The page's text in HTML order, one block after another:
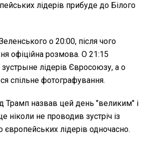
лідерів прибуде до Білого
о 20:00, після чого
офіційна розмова. О 21:15
лідерів Євросоюзу, а о
спільне фотографування.
Трамп назвав цей день "великим" і
ніколи не проводив зустріч із
європейських лідерів одночасно.